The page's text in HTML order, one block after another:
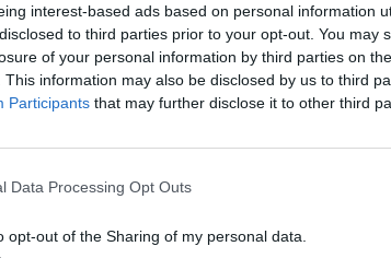
interest-based ads based on personal information
to third parties prior to your opt-out. You may
of your personal information by third parties on
This information may also be disclosed by us to third
Participants that may further disclose it to other third
Data Processing Opt Outs
opt-out of the Sharing of my personal data.
ESTAR INTERESSADO
e envolvente avança por